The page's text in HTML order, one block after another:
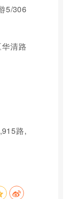
5/306
清路
路,